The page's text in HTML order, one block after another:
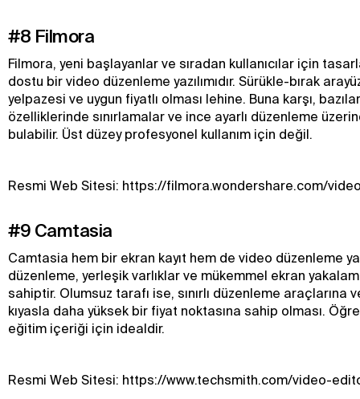
#8 Filmora
Filmora, yeni başlayanlar ve sıradan kullanıcılar için
dostu bir video düzenleme yazılımıdır. Sürükle-bırak
yelpazesi ve uygun fiyatlı olması lehine. Buna karşı,
özelliklerinde sınırlamalar ve ince ayarlı düzenleme
bulabilir. Üst düzey profesyonel kullanım için değil.
Resmi Web Sitesi: https://filmora.wondershare.com/
#9 Camtasia
Camtasia hem bir ekran kayıt hem de video düzenleme
düzenleme, yerleşik varlıklar ve mükemmel ekran
sahiptir. Olumsuz tarafı ise, sınırlı düzenleme araçlarına
kıyasla daha yüksek bir fiyat noktasına sahip olması.
eğitim içeriği için idealdir.
Resmi Web Sitesi: https://www.techsmith.com/video-